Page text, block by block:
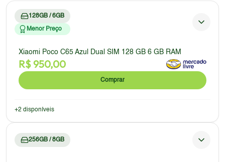
128GB / 6GB
Menor Preço
Xiaomi Poco C65 Azul Dual SIM 128 GB 6 GB RAM
R$950,00
Comprar
+2 disponíveis
256GB / 8GB